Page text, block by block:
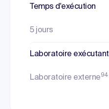
Temps d'exécution
5 jours
Laboratoire exécutant
Laboratoire externe94